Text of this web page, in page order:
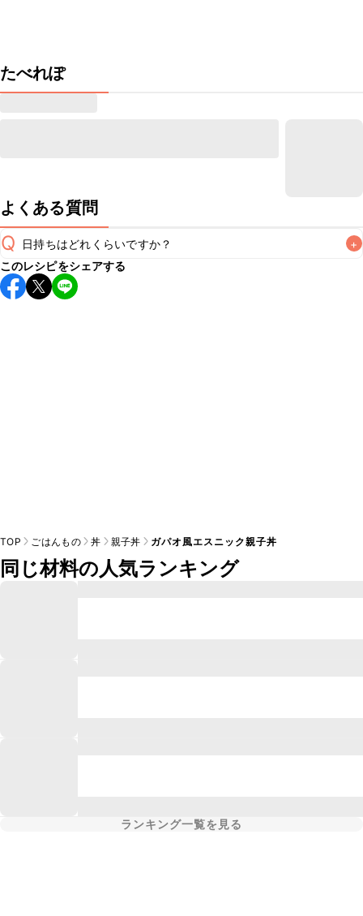
たべれぽ
よくある質問
Q 日持ちはどれくらいですか？ +
こちらのレシピは出来たてをお召し上がりいただくことをお
すすめします。
このレシピをシェアする
TOP ごはんもの 丼 親子丼 ガパオ風エスニック親子丼
同じ材料の人気ランキング
ランキング一覧を見る